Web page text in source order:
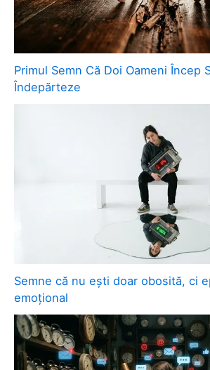
Primul Semn Că Doi Oameni Încep
Îndepărteze
Semne că nu ești doar obosită, ci
emoțional